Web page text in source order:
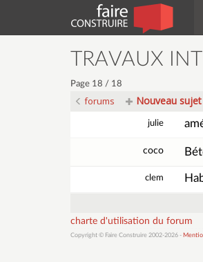
TRAVAUX
Page 18 / 18
forums Nouveau sujet
julie
coco
clem
charte d'utilisation du forum
Copyright © Faire Construire 2002-2026 -